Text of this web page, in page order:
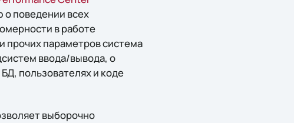
поведении всех
в работе
прочих параметров система
ввода/вывода, о
пользователях и коде
выборочно